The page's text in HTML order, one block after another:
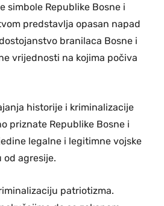
simbole Republike Bosne i
predstavlja opasan napad
branilaca Bosne i
vrijednosti na kojima počiva
historije i kriminalizacije
priznate Republike Bosne i
legalne i legitimne vojske
od agresije.
patriotizma.